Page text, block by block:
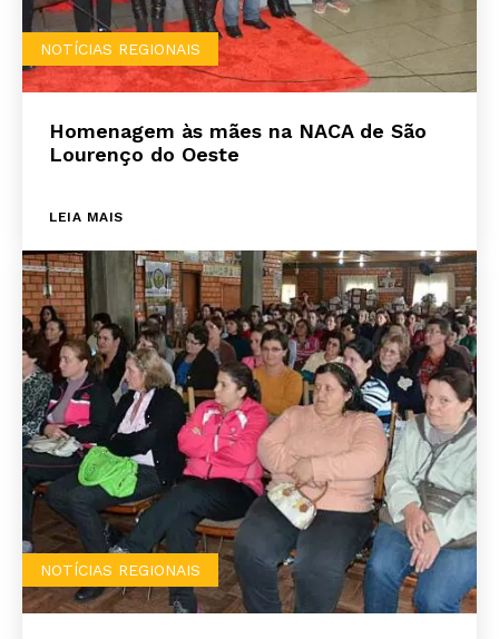
NOTÍCIAS REGIONAIS
Homenagem às mães na NACA de São
Lourenço do Oeste
LEIA MAIS
NOTÍCIAS REGIONAIS